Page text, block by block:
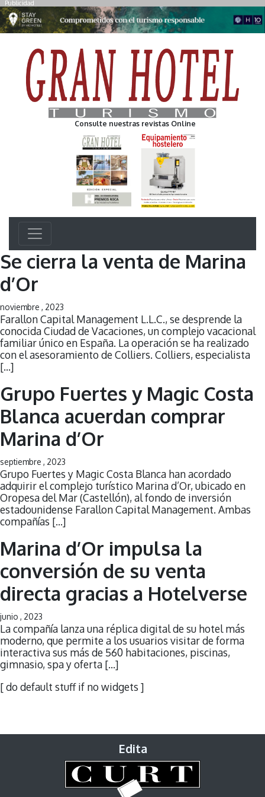
Publicidad
Consulte nuestras revistas Online
Se cierra la venta de Marina
d’Or
noviembre , 2023
Farallon Capital Management L.L.C., se desprende la
conocida Ciudad de Vacaciones, un complejo vacacional
familiar único en España. La operación se ha realizado
con el asesoramiento de Colliers. Colliers, especialista
[…]
Grupo Fuertes y Magic Costa
Blanca acuerdan comprar
Marina d’Or
septiembre , 2023
Grupo Fuertes y Magic Costa Blanca han acordado
adquirir el complejo turístico Marina d’Or, ubicado en
Oropesa del Mar (Castellón), al fondo de inversión
estadounidense Farallon Capital Management. Ambas
compañías […]
Marina d’Or impulsa la
conversión de su venta
directa gracias a Hotelverse
junio , 2023
La compañía lanza una réplica digital de su hotel más
moderno, que permite a los usuarios visitar de forma
interactiva sus más de 560 habitaciones, piscinas,
gimnasio, spa y oferta […]
[ do default stuff if no widgets ]
Edita